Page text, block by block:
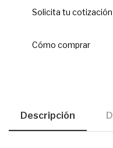
Solicita tu cotización
Cómo comprar
Descripción